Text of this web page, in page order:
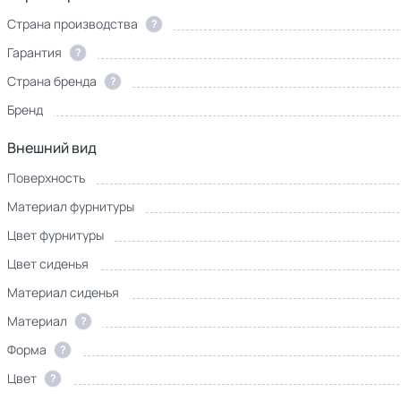
Страна производства ?
Гарантия
?
Страна бренда
?
Бренд
Внешний вид
Поверхность
Материал фурнитуры
Цвет фурнитуры
Цвет сиденья
Материал сиденья
Материал
?
Форма
?
Цвет
?